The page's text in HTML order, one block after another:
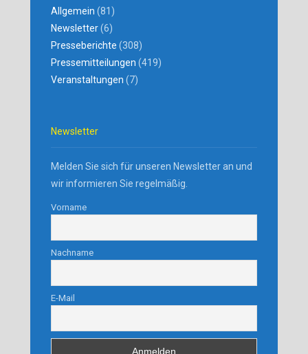
Allgemein (81)
Newsletter(6)
Presseberichte (308)
Pressemitteilungen (419)
Veranstaltungen (7)
Newsletter
Melden Sie sich für unseren Newsletter an und
wir informieren Sie regelmäßig.
Vorname
Nachname
E-Mail